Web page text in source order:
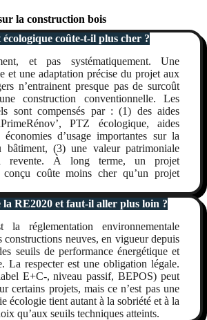
la construction bois
coûte-t-il plus cher ?
et pas systématiquement. Une
et une adaptation précise du projet aux
n’entrainent presque pas de surcoût
construction conventionnelle. Les
sont compensés par : (1) des aides
PTZ écologique, aides
d’usage importantes sur la
(3) une valeur patrimoniale
revente. À long terme, un projet
coûte moins cher qu’un projet
la RE2020 et faut-il aller plus loin ?
réglementation environnementale
constructions neuves, en vigueur depuis
seuils de performance énergétique et
La respecter est une obligation légale.
E+C-, niveau passif, BEPOS) peut
certains projets, mais ce n’est pas une
écologie tient autant à la sobriété et à la
qu’aux seuils techniques atteints.